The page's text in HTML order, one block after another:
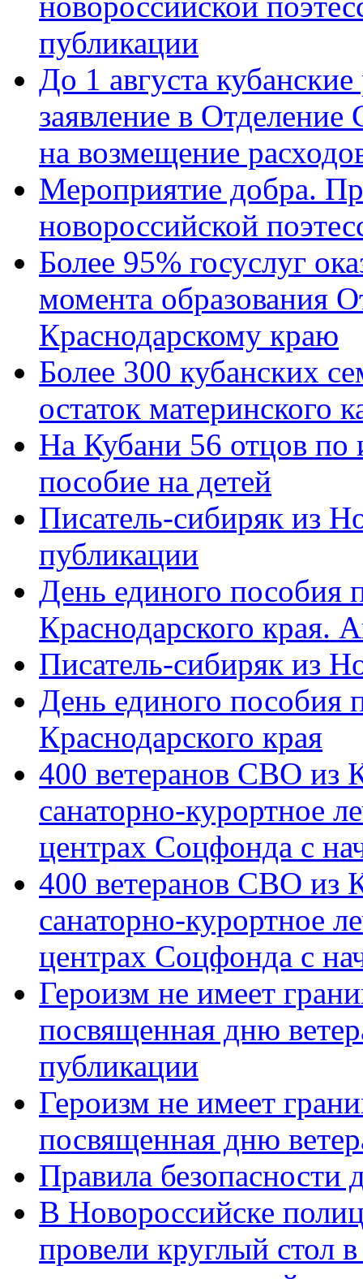
публикации
До 1 августа
заявление в
на возмещение
Мероприятие добра.
новороссийской
Более 95% госуслуг
момента образования
Краснодарскому краю
Более 300 кубанских
остаток материнского
На Кубани 56 отцов по
пособие на детей
Писатель-сибиряк из
публикации
День единого пособия
Краснодарского края.
Писатель-сибиряк из
День единого пособия
Краснодарского края
400 ветеранов СВО из
санаторно-курортное
центрах Соцфонда с
400 ветеранов СВО из
санаторно-курортное
центрах Соцфонда с
Героизм не имеет
посвященная дню
публикации
Героизм не имеет
посвященная дню
Правила безопасности
В Новороссийске
провели круглый стол